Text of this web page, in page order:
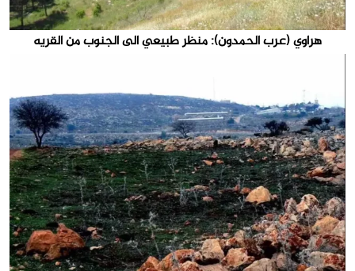
هراوي (عرب الحمدون): منظر طبيعي الى الجنوب من القريه